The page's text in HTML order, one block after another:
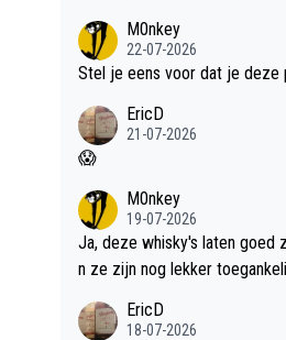
M0nkey
22-07-2026
Stel je eens voor dat je deze
EricD
21-07-2026
😱
M0nkey
19-07-2026
Ja, deze whisky's laten goed
n ze zijn nog lekker
EricD
18-07-2026